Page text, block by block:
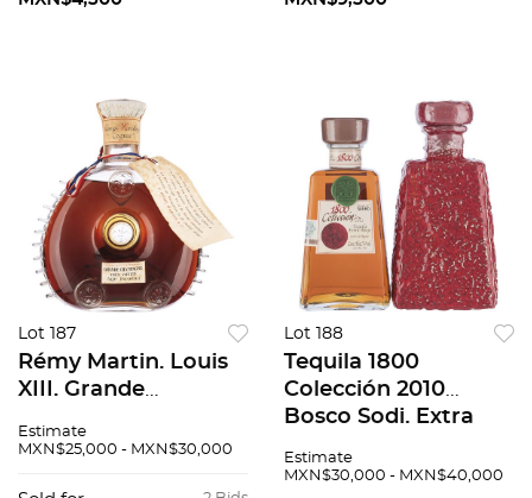
Lot 187
Rémy Martin. Louis
XIII. Grande
Licorera en cristal de
Estimate
MXN$25,000 - MXN$30,000
Lot 188
Tequila 1800
Colección 2010
Bosco Sodi. Extra
Licorera de edición
Estimate
MXN$30,000 - MXN$40,000